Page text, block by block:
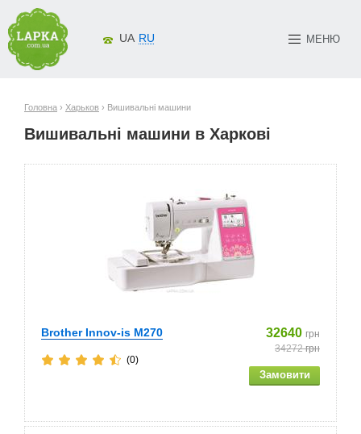
МЕНЮ
UA RU
Головна › Харьков › Вишивальні машини
Вишивальні машини в Харкові
Brother Innov-is M270 32640 грн
34272грн
(0)